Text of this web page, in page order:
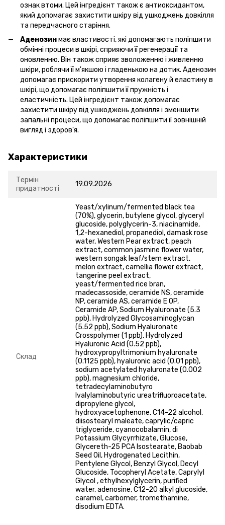
ознак втоми. Цей інгредієнт також є антиоксидантом,
який допомагає захистити шкіру від ушкоджень довкілля
та передчасного старіння.
Аденозинмає властивості, які допомагають поліпшити
обмінні процеси в шкірі, сприяючи її регенерації та
оновленню. Він також сприяє зволоженню і живленню
шкіри, роблячи її м'якшою і гладенькою на дотик. Аденозин
допомагає прискорити утворення колагену й еластину в
шкірі, що допомагає поліпшити її пружність і
еластичність. Цей інгредієнт також допомагає
захистити шкіру від ушкоджень довкілля і зменшити
запальні процеси, що допомагає поліпшити її зовнішній
вигляд і здоров'я.
Характеристики
Термін
придатності
19.09.2026
Склад
Yeast/xylinum/fermented black tea
(70%), glycerin, butylene glycol, glyceryl
glucoside, polyglycerin-3, niacinamide,
1,2-hexanediol, propanediol, damask rose
water, Western Pear extract, peach
extract, common jasmine flower water,
western songak leaf/stem extract,
melon extract, camellia flower extract,
tangerine peel extract,
yeast/fermented rice bran,
madecassoside, ceramide NS, ceramide
NP, ceramide AS, ceramide E OP,
Ceramide AP, Sodium Hyaluronate (5.3
ppb), Hydrolyzed Glycosaminoglycan
(5.52 ppb), Sodium Hyaluronate
Crosspolymer (1 ppb), Hydrolyzed
Hyaluronic Acid (0.52 ppb),
hydroxypropyltrimonium hyaluronate
(0.1125 ppb), hyaluronic acid (0.01 ppb),
sodium acetylated hyaluronate (0.002
ppb), magnesium chloride,
tetradecylaminobutyro
Ivalylaminobutyric ureatrifluoroacetate,
dipropylene glycol,
hydroxyacetophenone, C14-22 alcohol,
diisostearyl maleate, caprylic/capric
triglyceride, cyanocobalamin, di
Potassium Glycyrrhizate, Glucose,
Glycereth-25 PCA Isostearate, Baobab
Seed Oil, Hydrogenated Lecithin,
Pentylene Glycol, Benzyl Glycol, Decyl
Glucoside, Tocopheryl Acetate, Caprylyl
Glycol , ethylhexylglycerin, purified
water, adenosine, C12-20 alkyl glucoside,
caramel, carbomer, tromethamine,
disodium EDTA.